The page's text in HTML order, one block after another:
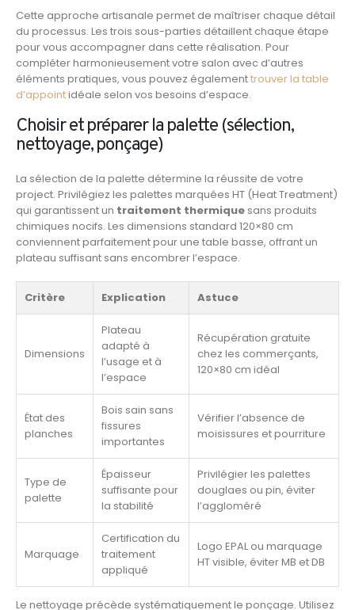
Cette approche artisanale permet de maîtriser chaque détail
du processus. Les trois sous-parties détaillent chaque étape
pour vous accompagner dans cette réalisation. Pour
compléter harmonieusement votre salon avec d’autres
éléments pratiques, vous pouvez égalementtrouver la table
d’appointidéale selon vos besoins d’espace.
Choisir et préparer la palette (sélection,
nettoyage, ponçage)
La sélection de la palette détermine la réussite de votre
project. Privilégiez les palettes marquées HT (Heat Treatment)
qui garantissent un traitement thermique sans produits
chimiques nocifs. Les dimensions standard 120×80 cm
conviennent parfaitement pour une table basse, offrant un
plateau suffisant sans encombrer l’espace.
Critère Explication Astuce
Dimensions
Plateau
adapté à
l’usage et à
l’espace
Récupération gratuite
chez les commerçants,
120×80 cm idéal
État des
planches
Bois sain sans
fissures
importantes
Vérifier l’absence de
moisissures et pourriture
Type de
palette
Épaisseur
suffisante pour
la stabilité
Privilégier les palettes
douglaes ou pin, éviter
l’aggloméré
Marquage
Certification du
traitement
appliqué
Logo EPAL ou marquage
HT visible, éviter MB et DB
Le nettoyage précède systématiquement le ponçage. Utilisez